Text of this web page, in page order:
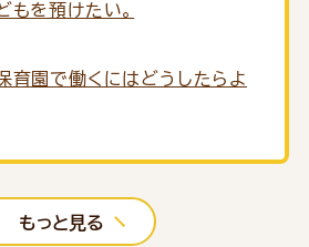
もを預けたい。
育園で働くにはどうしたらよ
もっと見る